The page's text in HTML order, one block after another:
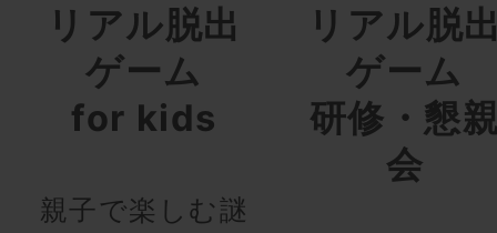
リアル脱出
ゲーム
for kids
親子で楽しむ謎
リアル脱
ゲーム
研修・懇
会